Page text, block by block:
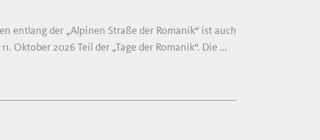
entlang der „Alpinen Straße der Romanik“ ist auch
Oktober 2026 Teil der „Tage der Romanik“. Die ...